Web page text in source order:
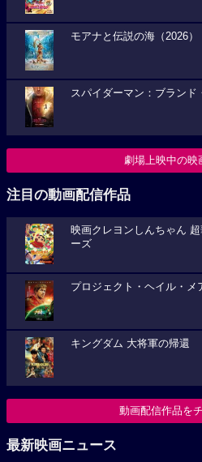
モアナと伝説の海（2026）
スパイダーマン：ブランド
劇場上映中の映
注目の動画配信作品
映画クレヨンしんちゃん
ーズ
プロジェクト・ヘイル・メ
キングダム 大将軍の帰還
動画配信作品を
最新映画ニュース